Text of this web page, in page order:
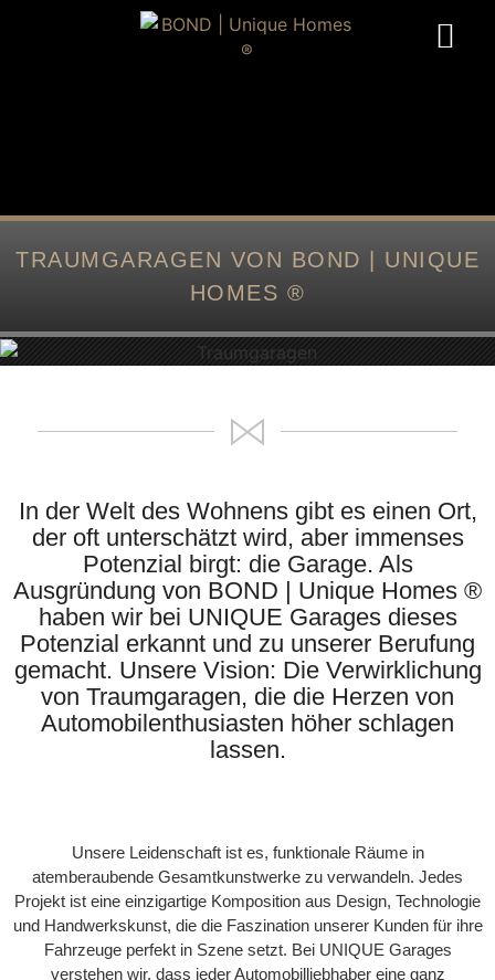
TRAUMGARAGEN VON BOND | UNIQUE
HOMES ®
In der Welt des Wohnens gibt es einen Ort,
der oft unterschätzt wird, aber immenses
Potenzial birgt: die Garage. Als
Ausgründung von BOND | Unique Homes ®
haben wir bei UNIQUE Garages dieses
Potenzial erkannt und zu unserer Berufung
gemacht. Unsere Vision: Die Verwirklichung
von Traumgaragen, die die Herzen von
Automobilenthusiasten höher schlagen
lassen.
Unsere Leidenschaft ist es, funktionale Räume in
atemberaubende Gesamtkunstwerke zu verwandeln. Jedes
Projekt ist eine einzigartige Komposition aus Design, Technologie
und Handwerkskunst, die die Faszination unserer Kunden für ihre
Fahrzeuge perfekt in Szene setzt. Bei UNIQUE Garages
verstehen wir, dass jeder Automobilliebhaber eine ganz